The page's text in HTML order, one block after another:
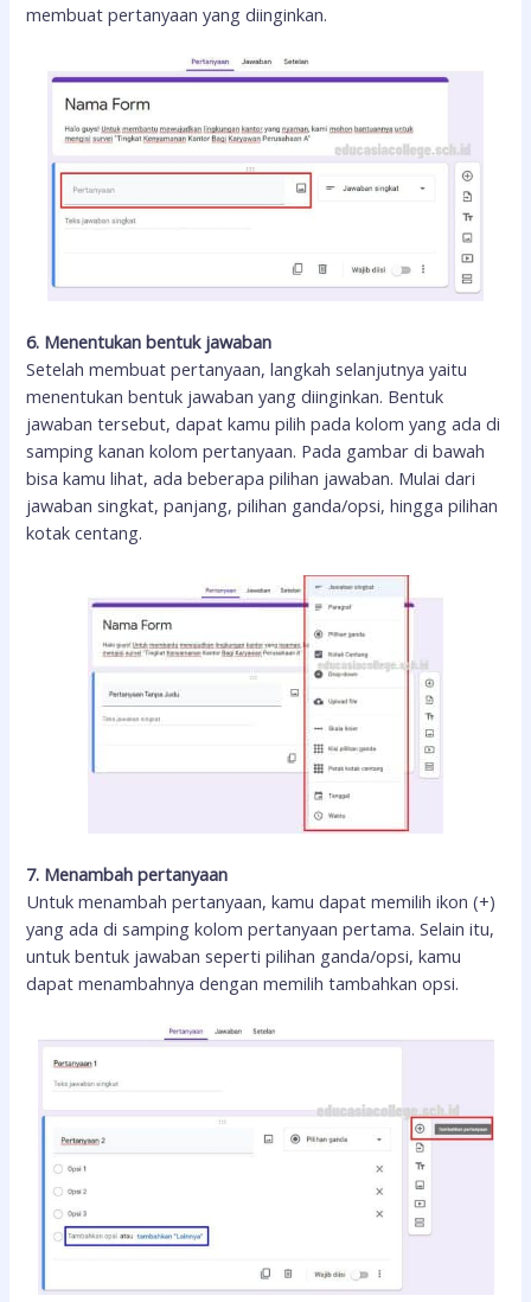
membuat pertanyaan yang diinginkan.
6. Menentukan bentuk jawaban
Setelah membuat pertanyaan, langkah selanjutnya yaitu
menentukan bentuk jawaban yang diinginkan. Bentuk
jawaban tersebut, dapat kamu pilih pada kolom yang ada di
samping kanan kolom pertanyaan. Pada gambar di bawah
bisa kamu lihat, ada beberapa pilihan jawaban. Mulai dari
jawaban singkat, panjang, pilihan ganda/opsi, hingga pilihan
kotak centang.
7. Menambah pertanyaan
Untuk menambah pertanyaan, kamu dapat memilih ikon (+)
yang ada di samping kolom pertanyaan pertama. Selain itu,
untuk bentuk jawaban seperti pilihan ganda/opsi, kamu
dapat menambahnya dengan memilih tambahkan opsi.